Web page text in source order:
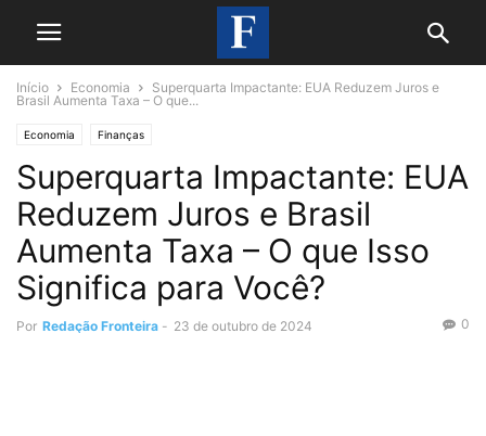
Início Economia
Superquarta Impactante: EUA Reduzem Juros e
Brasil Aumenta Taxa – O que...
Economia Finanças
Superquarta Impactante: EUA
Reduzem Juros e Brasil
Aumenta Taxa – O que Isso
Significa para Você?
Por Redação Fronteira - 23 de outubro de 2024 0